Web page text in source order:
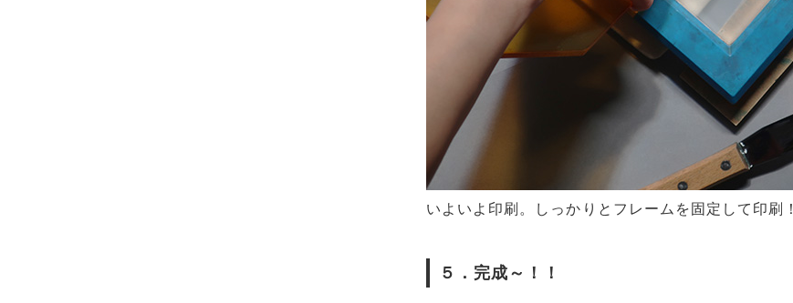
いよいよ印刷。しっかりとフレームを固定して印刷！
５．完成～！！